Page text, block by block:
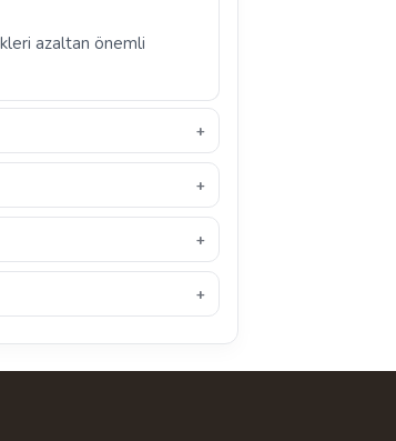
azaltan önemli